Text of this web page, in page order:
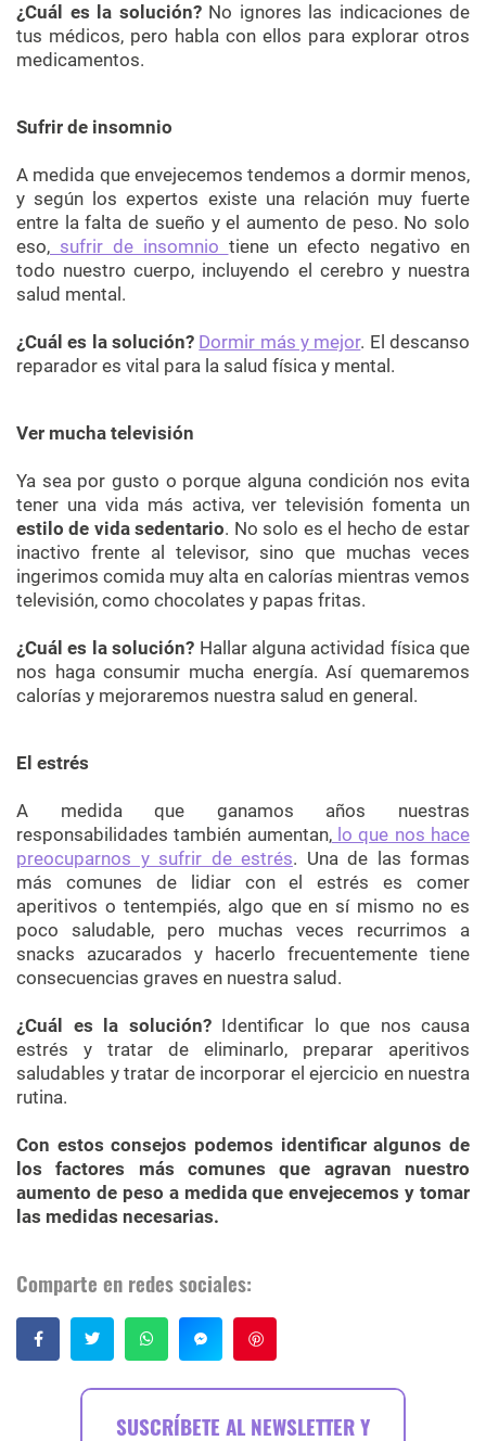
¿Cuál es la solución? No ignores las indicaciones de
tus médicos, pero habla con ellos para explorar otros
medicamentos.
Sufrir de insomnio
A medida que envejecemos tendemos a dormir menos,
y según los expertos existe una relación muy fuerte
entre la falta de sueño y el aumento de peso. No solo
eso, sufrir de insomnio tiene un efecto negativo en
todo nuestro cuerpo, incluyendo el cerebro y nuestra
salud mental.
¿Cuál es la solución? Dormir más y mejor. El descanso
reparador es vital para la salud física y mental.
Ver mucha televisión
Ya sea por gusto o porque alguna condición nos evita
tener una vida más activa, ver televisión fomenta un
estilo de vida sedentario. No solo es el hecho de estar
inactivo frente al televisor, sino que muchas veces
ingerimos comida muy alta en calorías mientras vemos
televisión, como chocolates y papas fritas.
¿Cuál es la solución? Hallar alguna actividad física que
nos haga consumir mucha energía. Así quemaremos
calorías y mejoraremos nuestra salud en general.
El estrés
A medida que ganamos años nuestras
responsabilidades también aumentan,lo que nos hace
preocuparnos y sufrir de estrés. Una de las formas
más comunes de lidiar con el estrés es comer
aperitivos o tentempiés, algo que en sí mismo no es
poco saludable, pero muchas veces recurrimos a
snacks azucarados y hacerlo frecuentemente tiene
consecuencias graves en nuestra salud.
¿Cuál es la solución?Identificar lo que nos causa
estrés y tratar de eliminarlo, preparar aperitivos
saludables y tratar de incorporar el ejercicio en nuestra
rutina.
Con estos consejos podemos identificar algunos de
los factores más comunes que agravan nuestro
aumento de peso a medida que envejecemos y tomar
las medidas necesarias.
Comparte en redes sociales:
SUSCRÍBETE AL NEWSLETTER Y